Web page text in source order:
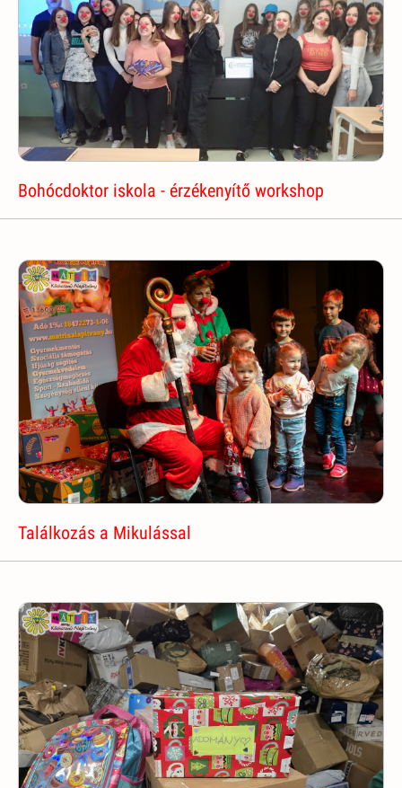
Bohócdoktor iskola - érzékenyítő workshop
Találkozás a Mikulással